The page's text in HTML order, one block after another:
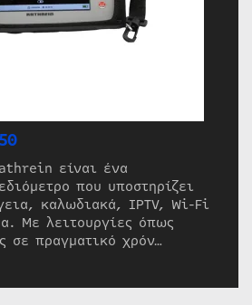
είναι ένα
που υποστηρίζει
καλωδιακά, IPTV, Wi-Fi
Με λειτουργίες όπως
σε πραγματικό χρόν…